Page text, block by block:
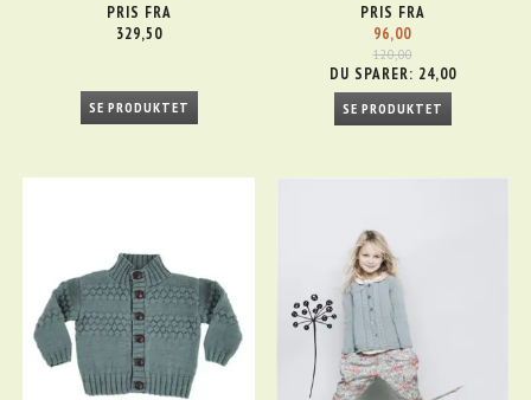
PRIS FRA
329,50
SE PRODUKTET
PRIS FRA
96,00
120,00
DU SPARER: 24,00
SE PRODUKTET